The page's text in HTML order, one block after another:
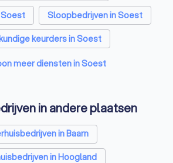
Sloopbedrijven in Soest
keurders in Soest
in Soest
Metselaars in Soest
meer diensten in Soest
in andere plaatsen
in Baarn
in Hoogland